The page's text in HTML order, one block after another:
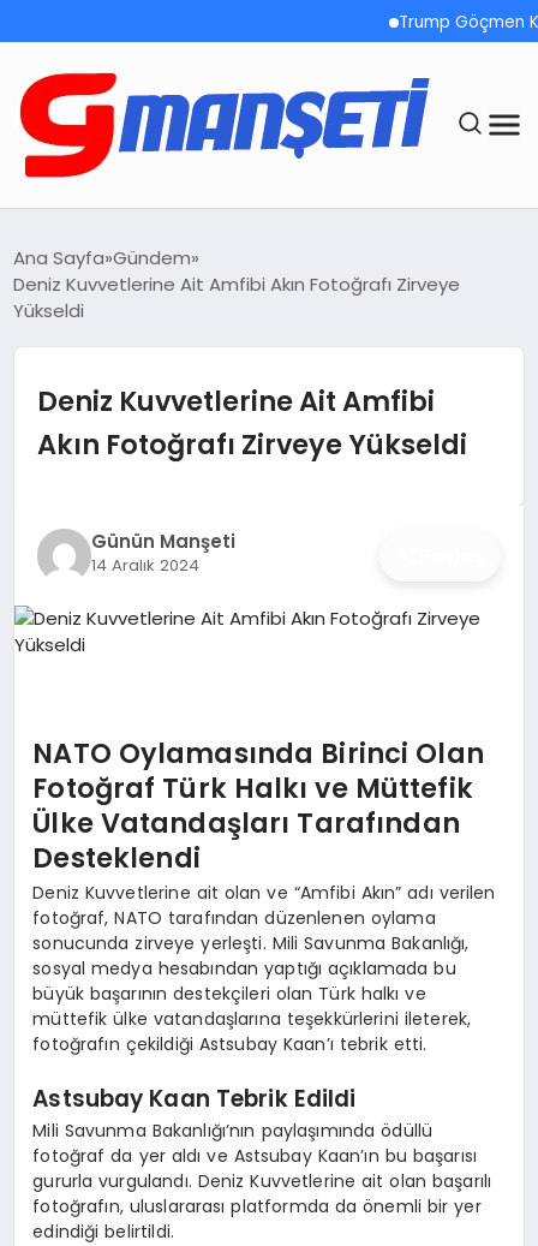
Trump Göçmen
DEMOLAR
İŞ DÜNYASI
ANA DEMO
KRIPTO PARA
GEZI & SEYAHAT
OYUN
Ana Sayfa Gündem
Deniz Kuvvetlerine Ait Amfibi Akın Fotoğrafı Zirveye
Yükseldi
Deniz Kuvvetlerine Ait Amfibi
Akın Fotoğrafı Zirveye Yükseldi
Günün Manşeti
14 Aralık 2024
NATO Oylamasında Birinci Olan
Fotoğraf Türk Halkı ve Müttefik
Ülke Vatandaşları Tarafından
Desteklendi
Deniz Kuvvetlerine ait olan ve “Amfibi Akın” adı verilen
fotoğraf, NATO tarafından düzenlenen oylama
sonucunda zirveye yerleşti. Mili Savunma Bakanlığı,
sosyal medya hesabından yaptığı açıklamada bu
büyük başarının destekçileri olan Türk halkı ve
müttefik ülke vatandaşlarına teşekkürlerini ileterek,
fotoğrafın çekildiği Astsubay Kaan’ı tebrik etti.
Astsubay Kaan Tebrik Edildi
Mili Savunma Bakanlığı’nın paylaşımında ödüllü
fotoğraf da yer aldı ve Astsubay Kaan’ın bu başarısı
gururla vurgulandı. Deniz Kuvvetlerine ait olan başarılı
fotoğrafın, uluslararası platformda da önemli bir yer
edindiği belirtildi.